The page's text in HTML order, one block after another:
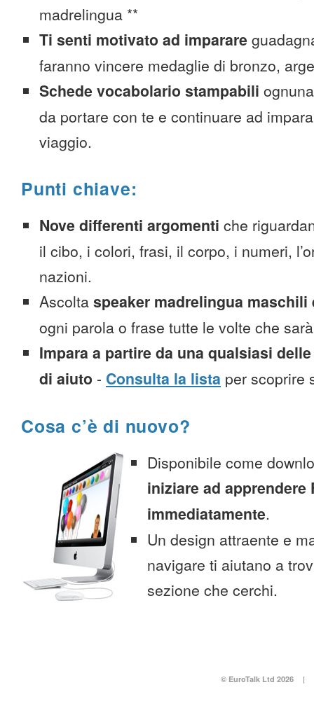
madrelingua **
Ti senti motivato ad imparare
faranno vincere medaglie di bronzo,
Schede vocabolario stampabili
da portare con te e continuare ad
viaggio.
Punti chiave:
Nove differenti argomenti che
il cibo, i colori, frasi, il corpo, i numeri,
nazioni.
Ascolta speaker madrelingua maschili
ogni parola o frase tutte le volte che
Impara a partire da una qualsiasi
di aiuto - Consulta la lista per scoprire
Cosa c’è di nuovo?
Disponibile come
iniziare ad apprendere
immediatamente.
Un design attraente e
navigare ti aiutano a
sezione che cerchi.
© EuroTalk Ltd 2026 |